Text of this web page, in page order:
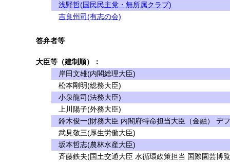
浅野哲(国民民主党・無所属クラブ)
吉良州司(有志の会)
答弁者等
大臣等（建制順）：
岸田文雄(内閣総理大臣)
松本剛明(総務大臣)
小泉龍司(法務大臣)
上川陽子(外務大臣)
鈴木俊一(財務大臣 内閣府特命担当大臣（金融） デ
武見敬三(厚生労働大臣)
坂本哲志(農林水産大臣)
斉藤鉄夫(国土交通大臣 水循環政策担当 国際園芸博